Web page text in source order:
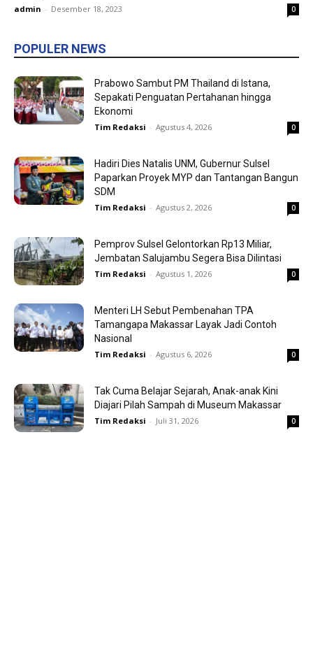
admin - Desember 18, 2023 0
POPULER NEWS
Prabowo Sambut PM Thailand di Istana,
Sepakati Penguatan Pertahanan hingga
Ekonomi
Tim Redaksi - Agustus 4, 2026 0
Hadiri Dies Natalis UNM, Gubernur Sulsel
Paparkan Proyek MYP dan Tantangan Bangun
SDM
Tim Redaksi - Agustus 2, 2026 0
Pemprov Sulsel Gelontorkan Rp13 Miliar,
Jembatan Salujambu Segera Bisa Dilintasi
Tim Redaksi - Agustus 1, 2026 0
Menteri LH Sebut Pembenahan TPA
Tamangapa Makassar Layak Jadi Contoh
Nasional
Tim Redaksi - Agustus 6, 2026 0
Tak Cuma Belajar Sejarah, Anak-anak Kini
Diajari Pilah Sampah di Museum Makassar
Tim Redaksi - Juli 31, 2026 0